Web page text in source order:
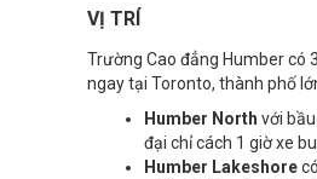
VỊ TRÍ
Trường Cao đẳng Humber có
ngay tại Toronto, thành phố
Humber North với
đại chỉ cách 1 giờ xe
Humber Lakeshore